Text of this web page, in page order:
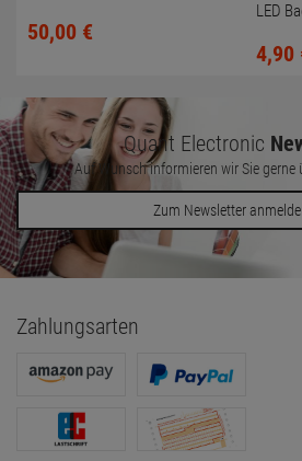
50,00 €
LED
4,90
Quant Electronic
Auf Wunsch informieren wir Sie gerne
Zum Newsletter
Zahlungsarten